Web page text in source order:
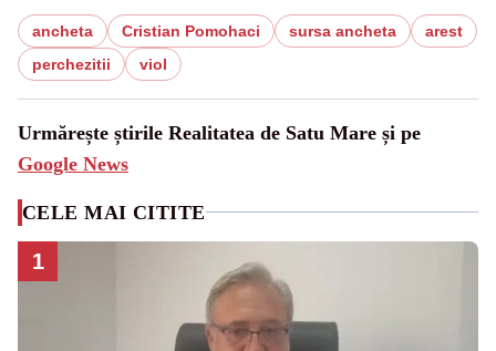
ancheta Cristian Pomohaci sursa ancheta
arest
perchezitii
viol
Urmărește știrile Realitatea de Satu Mare și pe
Google News
CELE MAI CITITE
1